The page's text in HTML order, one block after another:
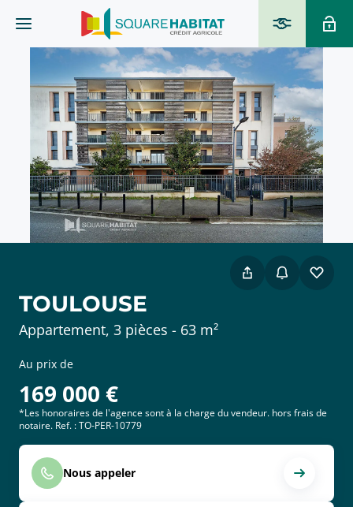
TOULOUSE
Appartement, 3 pièces - 63 m²
Au prix de
169 000 €
*Les honoraires de l'agence sont à la charge du vendeur. hors frais de
notaire. Ref. : TO-PER-10779
Nous appeler